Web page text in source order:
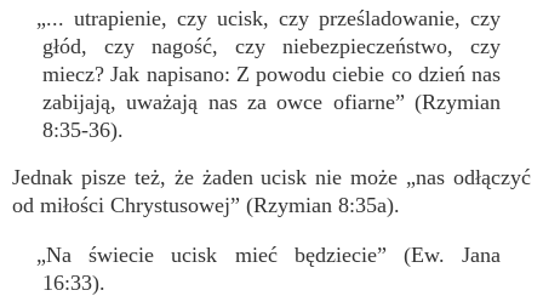
„... utrapienie, czy ucisk, czy prześladowanie, czy
głód, czy nagość, czy niebezpieczeństwo, czy
miecz? Jak napisano: Z powodu ciebie co dzień nas
zabijają, uważają nas za owce ofiarne” (Rzymian
8:35-36).
Jednak pisze też, że żaden ucisk nie może „nas odłączyć
od miłości Chrystusowej” (Rzymian 8:35a).
„Na świecie ucisk mieć będziecie” (Ew. Jana
16:33).